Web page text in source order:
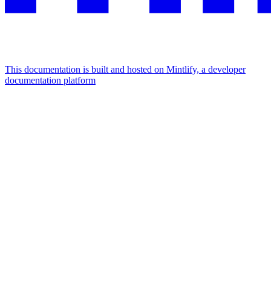
This documentation is built and hosted on Mintlify, a developer
documentation platform